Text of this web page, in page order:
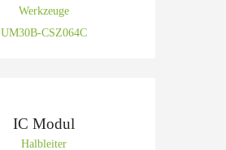
Werkzeuge
UM30B-CSZ064C
IC Modul
Halbleiter